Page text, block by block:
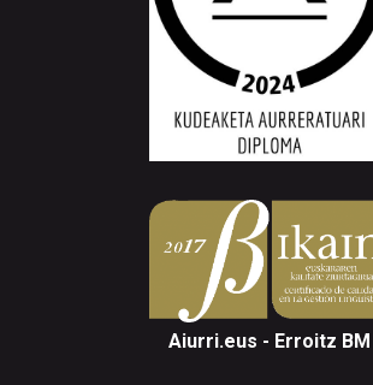
Aiurri.eus - Erroitz BM